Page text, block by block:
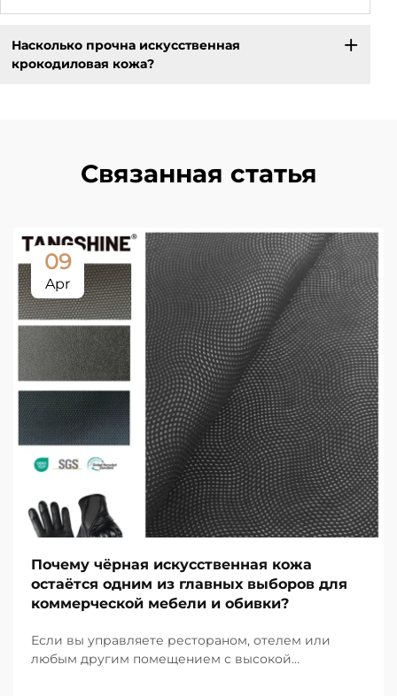
Насколько прочна искусственная
крокодиловая кожа?
Связанная статья
09
Apr
Почему чёрная искусственная кожа
остаётся одним из главных выборов для
коммерческой мебели и обивки?
Если вы управляете рестораном, отелем или
любым другим помещением с высокой